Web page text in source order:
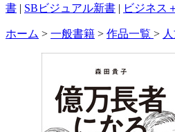
書 | SBビジュアル新書 | ビジネス
ホーム > 一般書籍 > 作品一覧 >